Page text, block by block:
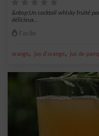
&nbsp;Un cocktail whisky fruité
délicieux...
Facile
orange, jus d'orange, jus de